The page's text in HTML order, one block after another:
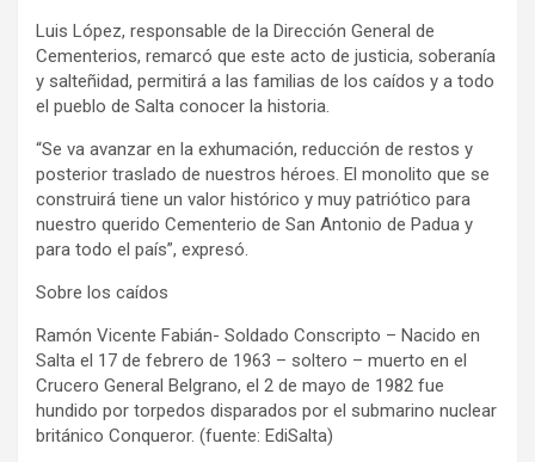
Luis López, responsable de la Dirección General de
Cementerios, remarcó que este acto de justicia, soberanía
y salteñidad, permitirá a las familias de los caídos y a todo
el pueblo de Salta conocer la historia.
“Se va avanzar en la exhumación, reducción de restos y
posterior traslado de nuestros héroes. El monolito que se
construirá tiene un valor histórico y muy patriótico para
nuestro querido Cementerio de San Antonio de Padua y
para todo el país”, expresó.
Sobre los caídos
Ramón Vicente Fabián- Soldado Conscripto – Nacido en
Salta el 17 de febrero de 1963 – soltero – muerto en el
Crucero General Belgrano, el 2 de mayo de 1982 fue
hundido por torpedos disparados por el submarino nuclear
británico Conqueror. (fuente: EdiSalta)